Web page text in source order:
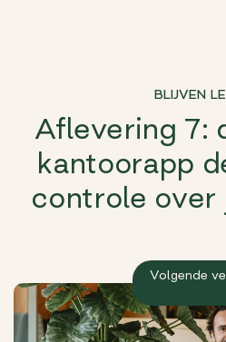
BLIJVEN
Aflevering 7:
kantoorapp
controle over
Volgende